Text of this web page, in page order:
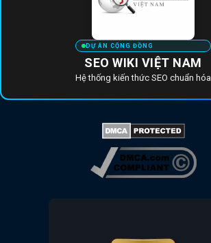
DỰ ÁN CỘNG ĐỒNG
SEO WIKI VIỆT NAM
Hệ thống kiến thức SEO chuẩn hóa